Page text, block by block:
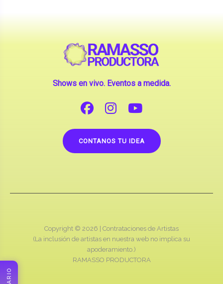
Shows en vivo. Eventos a medida.
CONTANOS TU IDEA
Copyright © 2026 | Contrataciones de Artistas
(La inclusión de artistas en nuestra web no implica su
apoderamiento.)
RAMASSO PRODUCTORA